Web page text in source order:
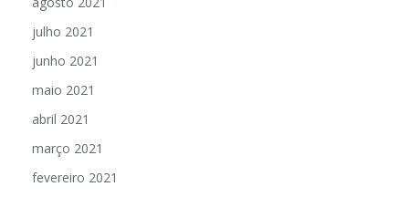
julho 2021
junho 2021
maio 2021
abril 2021
março 2021
fevereiro 2021